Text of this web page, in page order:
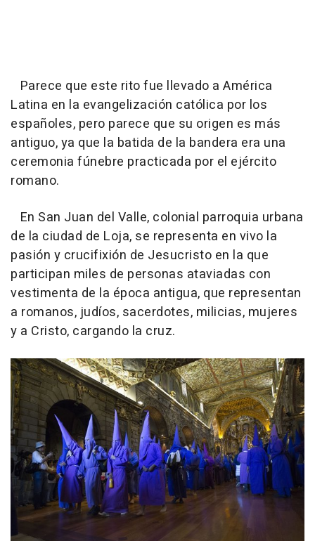
Parece que este rito fue llevado a América
Latina en la evangelización católica por los
españoles, pero parece que su origen es más
antiguo, ya que la batida de la bandera era una
ceremonia fúnebre practicada por el ejército
romano.
En San Juan del Valle, colonial parroquia urbana
de la ciudad de Loja, se representa en vivo la
pasión y crucifixión de Jesucristo en la que
participan miles de personas ataviadas con
vestimenta de la época antigua, que representan
a romanos, judíos, sacerdotes, milicias, mujeres
y a Cristo, cargando la cruz.